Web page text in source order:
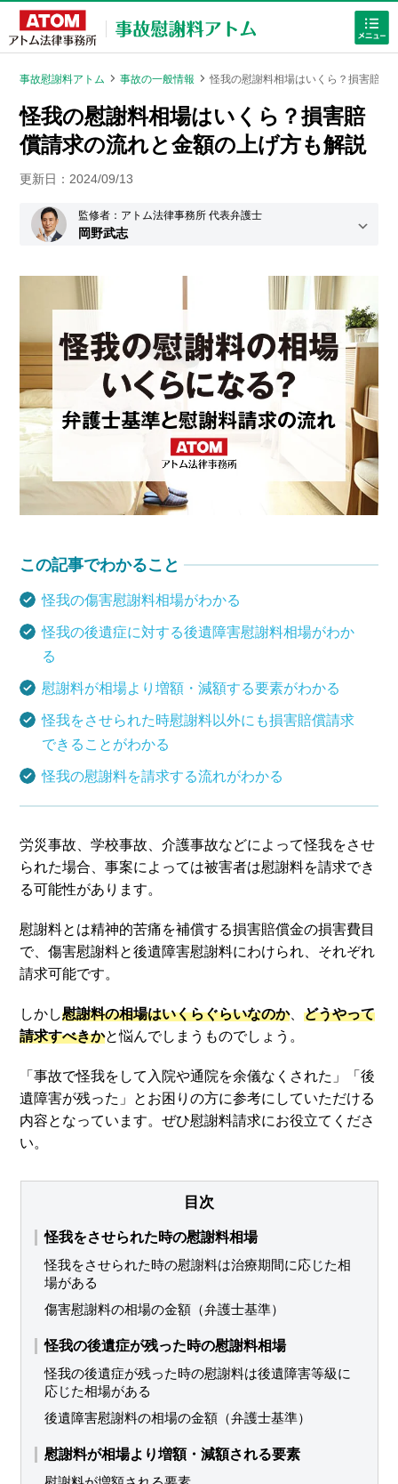
ホームに戻る
事故の慰謝料
学校事故
介護事故
医療事故
その他事故
事故の一般情報
アトムについて知りたい方
弁護士紹介
アクセス
ご依頼者からのお手紙
事故慰謝料アトム -
事故の一般情報 -怪我の慰謝料相場はいくら？損害賠償
怪我の慰謝料相場はいくら？損害賠
償請求の流れと金額の上げ方も解説
更新日： 2024/09/13
監修者：アトム法律事務所 代表弁護士
岡野武志
この記事でわかること
怪我の傷害慰謝料相場がわかる
怪我の後遺症に対する後遺障害慰謝料相場がわか
る
慰謝料が相場より増額・減額する要素がわかる
怪我をさせられた時慰謝料以外にも損害賠償請求
できることがわかる
怪我の慰謝料を請求する流れがわかる
労災事故、学校事故、介護事故などによって怪我をさせ
られた場合、事案によっては被害者は慰謝料を請求でき
る可能性があります。
慰謝料とは精神的苦痛を補償する損害賠償金の損害費目
で、傷害慰謝料と後遺障害慰謝料にわけられ、それぞれ
請求可能です。
しかし慰謝料の相場はいくらぐらいなのか、どうやって
請求すべきかと悩んでしまうものでしょう。
「事故で怪我をして入院や通院を余儀なくされた」「後
遺障害が残った」とお困りの方に参考にしていただける
内容となっています。ぜひ慰謝料請求にお役立てくださ
い。
目次
怪我をさせられた時の慰謝料相場
怪我をさせられた時の慰謝料は治療期間に応じた相
場がある
傷害慰謝料の相場の金額（弁護士基準）
怪我の後遺症が残った時の慰謝料相場
怪我の後遺症が残った時の慰謝料は後遺障害等級に
応じた相場がある
後遺障害慰謝料の相場の金額（弁護士基準）
慰謝料が相場より増額・減額される要素